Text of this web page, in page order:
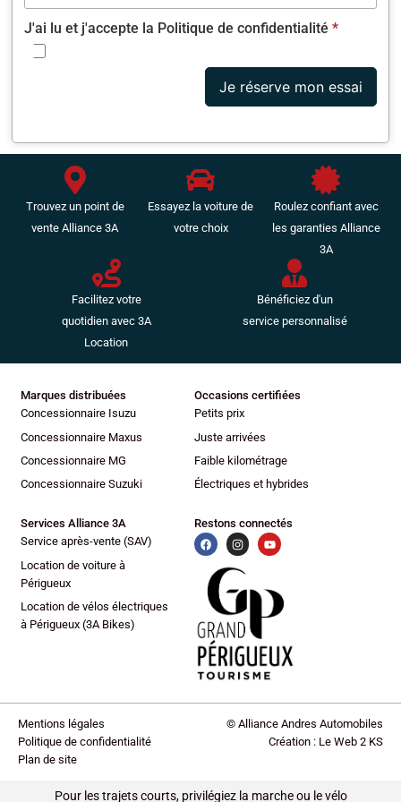
Fixations Isofix aux places arrières
Freinage automatique d'urgence
Frein stationnement électrique
Guidage pour manoeuvre de stationnement
Inserts de tableau de bord métal
Interface Media
Jantes Alu
Kit mains-libres Bluetooth
Lampe de coffre
Lampes de lecture à l'avant
Lave-phares
Limiteur de vitesse
Lunette AR dégivrante
Lunette arrière surteintée
Miroir de courtoisie conducteur éclairé
Miroir de courtoisie passager éclairé
Ordinateur de bord
Palettes changement vitesses au volant
Phares de route adaptatifs
Polar White
Porte-gobelets arrière
Porte-gobelets avant
Prise 12V
Prise USB
Radar de stationnement AR
Répétiteurs de clignotant dans rétro ext
Rétroviseur intérieur électrochrome
Rétroviseurs dégivrants
Rétroviseurs rabattables électriquement
J'ai lu et j'accepte la Politique de confidentialité *
Je réserve mon essai
Trouvez un point de
vente Alliance 3A
Essayez la voiture de
votre choix
Roulez confiant avec
les garanties Alliance
3A
Facilitez votre
quotidien avec 3A
Location
Bénéficiez d'un
service personnalisé
Marques distribuées
Concessionnaire Isuzu
Concessionnaire Maxus
Concessionnaire MG
Concessionnaire Suzuki
Occasions certifiées
Petits prix
Juste arrivées
Faible kilométrage
Électriques et hybrides
Services Alliance 3A
Service après-vente (SAV)
Location de voiture à
Périgueux
Location de vélos électriques
à Périgueux (3A Bikes)
Restons connectés
Mentions légales
Politique de confidentialité
Plan de site
© Alliance Andres Automobiles
Création : Le Web 2 KS
Pour les trajets courts, privilégiez la marche ou le vélo